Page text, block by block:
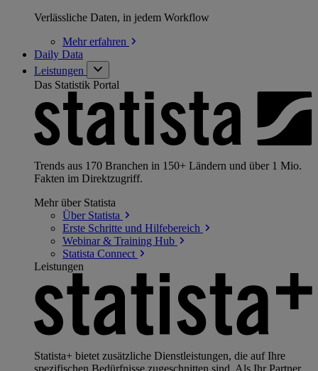
Verlässliche Daten, in jedem Workflow
Mehrerfahren
Daily Data
Leistungen
Das Statistik Portal
Trends aus 170 Branchen in 150+ Ländern und über 1 Mio.
Fakten im Direktzugriff.
Mehr über Statista
Über Statista
Erste Schritte und Hilfebereich
Webinar & Training Hub
Statista Connect
Leistungen
Statista+ bietet zusätzliche Dienstleistungen, die auf Ihre
spezifischen Bedürfnisse zugeschnitten sind. Als Ihr Partner